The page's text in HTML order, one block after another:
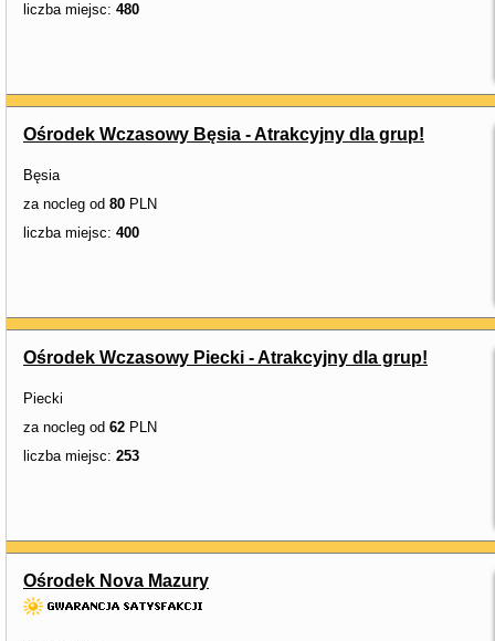
liczba miejsc: 480
Ośrodek Wczasowy Bęsia - Atrakcyjny dla grup!
Bęsia
za nocleg od 80 PLN
liczba miejsc: 400
Ośrodek Wczasowy Piecki - Atrakcyjny dla grup!
Piecki
za nocleg od 62 PLN
liczba miejsc: 253
Ośrodek Nova Mazury